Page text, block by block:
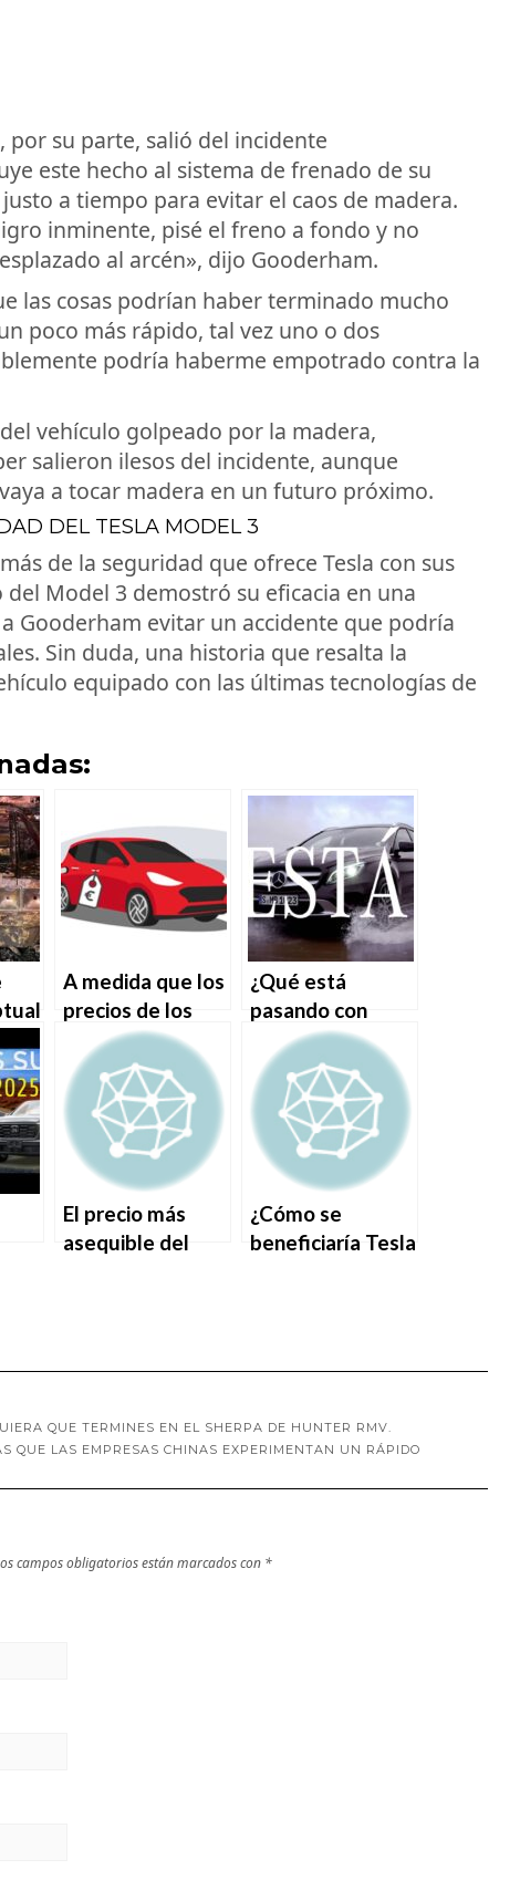
por su parte, salió del incidente
este hecho al sistema de frenado de su
a tiempo para evitar el caos de madera.
inminente, pisé el freno a fondo y no
al arcén», dijo Gooderham.
las cosas podrían haber terminado mucho
poco más rápido, tal vez uno o dos
podría haberme empotrado contra la
vehículo golpeado por la madera,
salieron ilesos del incidente, aunque
a tocar madera en un futuro próximo.
DEL TESLA MODEL 3
de la seguridad que ofrece Tesla con sus
Model 3 demostró su eficacia en una
Gooderham evitar un accidente que podría
Sin duda, una historia que resalta la
equipado con las últimas tecnologías de
A medida que los
precios de los
coches usados
bajan, los precios
de los vehículos
eléctricos usados
bajan aún más.
¿Qué está
pasando con
Mercedes-Benz?
El precio más
asequible del
¿Cómo se
beneficiaría Tesla
QUE TERMINES EN EL SHERPA DE HUNTER RMV.
QUE LAS EMPRESAS CHINAS EXPERIMENTAN UN RÁPIDO
campos obligatorios están marcados con *